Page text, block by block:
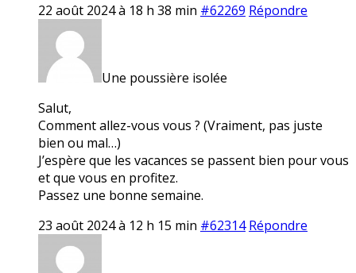
22 août 2024 à 18 h 38 min #62269 Répondre
Une poussière isolée
Salut,
Comment allez-vous vous ? (Vraiment, pas juste
bien ou mal…)
J’espère que les vacances se passent bien pour vous
et que vous en profitez.
Passez une bonne semaine.
23 août 2024 à 12 h 15 min #62314 Répondre